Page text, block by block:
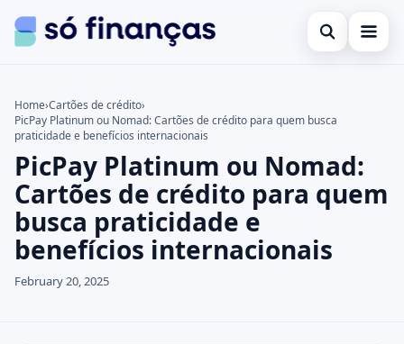
Open search
Empréstimos
Investimentos
Search the site
Search for:
Press Enter to search or ESC to close.
Home›Cartões de crédito›
PicPay Platinum ou Nomad: Cartões de crédito para quem busca
praticidade e benefícios internacionais
PicPay Platinum ou Nomad:
Cartões de crédito para quem
busca praticidade e
benefícios internacionais
February 20, 2025